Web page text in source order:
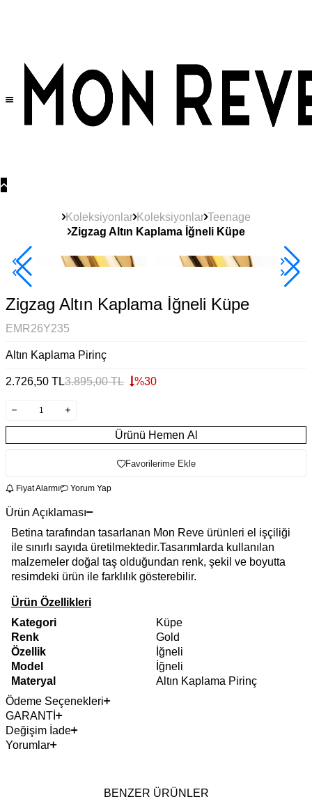
Koleksiyonlar Koleksiyonlar Teenage
Zigzag Altın Kaplama İğneli Küpe
Yeni Ürün
Zigzag Altın Kaplama İğneli Küpe
EMR26Y235
Altın Kaplama Pirinç
2.726,50 TL3.895,00TL %30
Ürünü Hemen Al
Favorilerime Ekle
Fiyat Alarmı Yorum Yap
Ürün Açıklaması
Betina tarafından tasarlanan Mon Reve ürünleri el işçiliği
ile sınırlı sayıda üretilmektedir.Tasarımlarda kullanılan
malzemeler doğal taş olduğundan renk, şekil ve boyutta
resimdeki ürün ile farklılık gösterebilir.
Ürün Özellikleri
Kategori
Küpe
Renk
Gold
Özellik
İğneli
Model
İğneli
Materyal
Altın Kaplama Pirinç
Ödeme Seçenekleri
GARANTİ
Değişim İade
Yorumlar
BENZER ÜRÜNLER